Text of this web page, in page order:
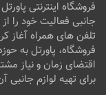
فروشگاه اینترنتی
تلفن های همراه آغاز
فروشگاه، پاورتل به
اقتضای زمان و نیاز
برای تهیه لوازم